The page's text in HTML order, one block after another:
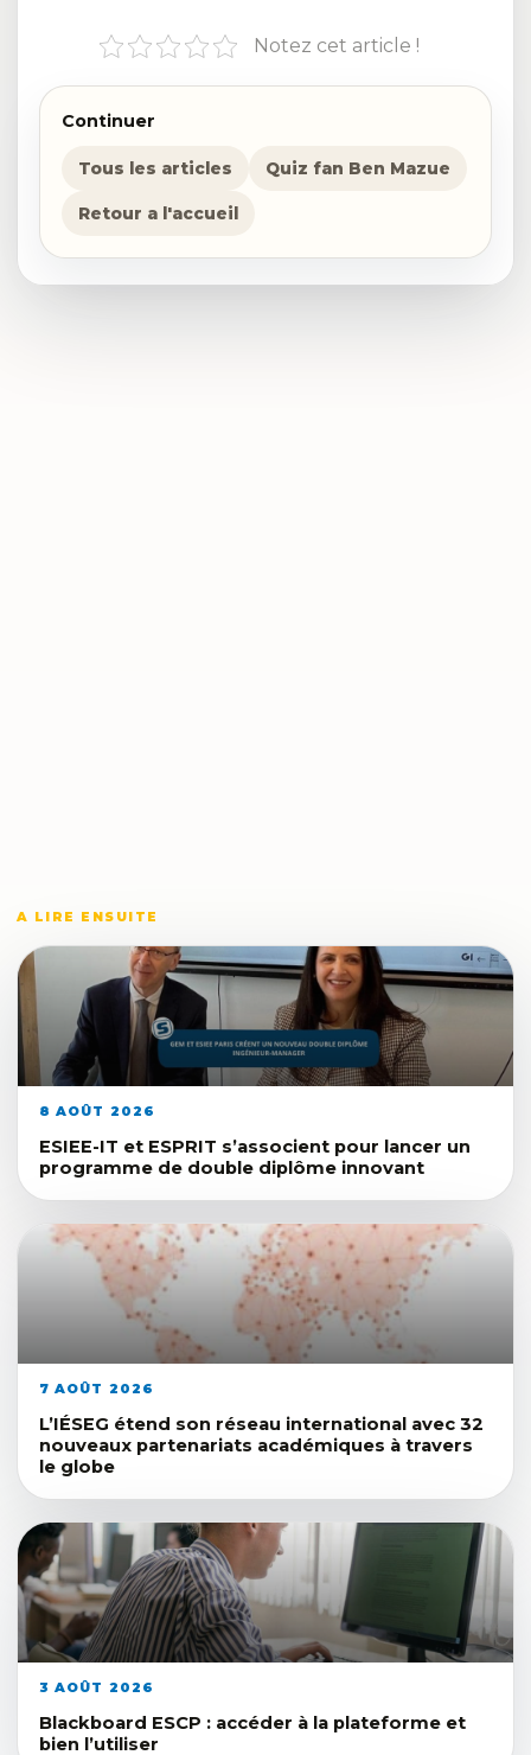
Notez cet article !
Continuer
Tous les articles Quiz fan Ben Mazue
Retour a l'accueil
A LIRE ENSUITE
8 AOÛT 2026
ESIEE-IT et ESPRIT s’associent pour lancer un
programme de double diplôme innovant
7 AOÛT 2026
L’IÉSEG étend son réseau international avec 32
nouveaux partenariats académiques à travers
le globe
3 AOÛT 2026
Blackboard ESCP : accéder à la plateforme et
bien l’utiliser